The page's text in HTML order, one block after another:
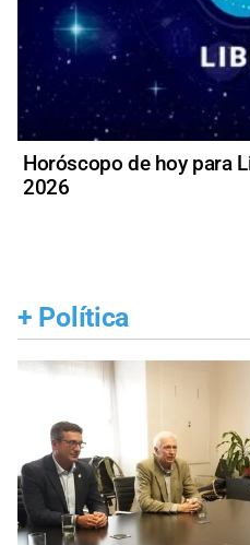
Horóscopo de hoy para
2026
+ Política